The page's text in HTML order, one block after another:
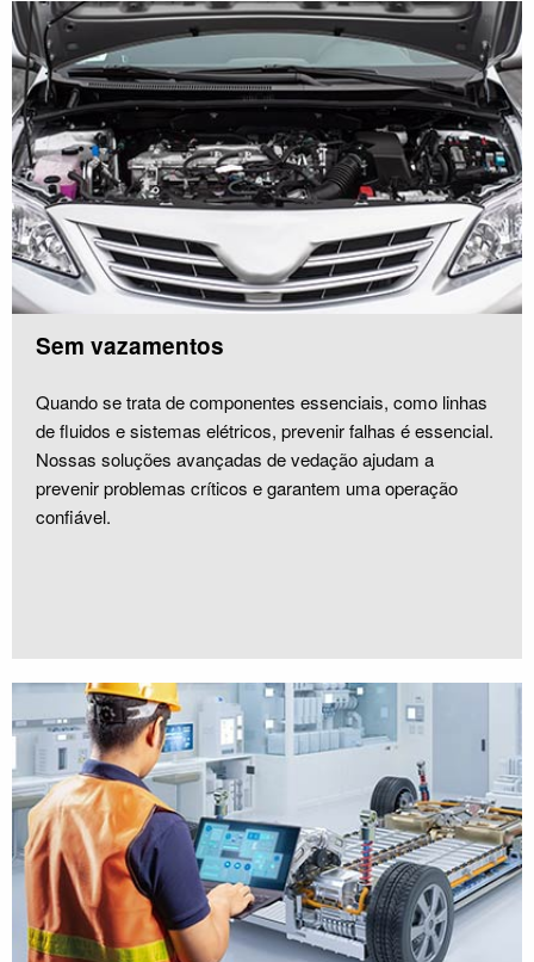
Sem vazamentos
Quando se trata de componentes essenciais, como linhas
de fluidos e sistemas elétricos, prevenir falhas é essencial.
Nossas soluções avançadas de vedação ajudam a
prevenir problemas críticos e garantem uma operação
confiável.